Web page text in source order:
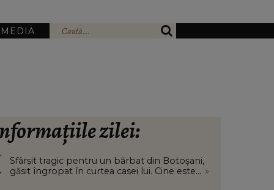
zilei:
Sfârșit tragic pentru un bărbat din Botoșani,
găsit îngropat în curtea casei lui. Cine este... »